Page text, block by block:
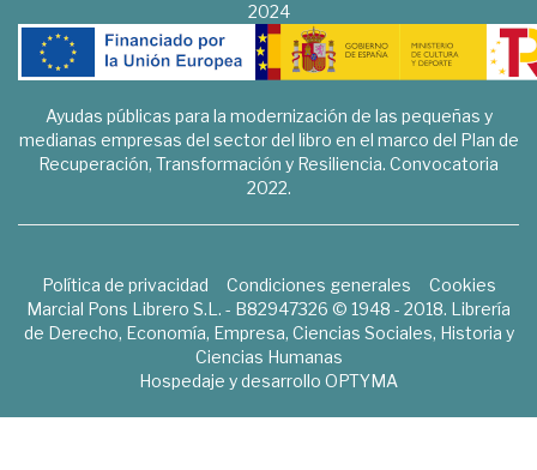
2024
Ayudas públicas para la modernización de las pequeñas y
medianas empresas del sector del libro en el marco del Plan de
Recuperación, Transformación y Resiliencia. Convocatoria
2022.
Política de privacidad Condiciones generales
Cookies
Marcial Pons Librero S.L. - B82947326 © 1948 - 2018. Librería
de Derecho, Economía, Empresa, Ciencias Sociales, Historia y
Ciencias Humanas
Hospedaje y desarrollo OPTYMA